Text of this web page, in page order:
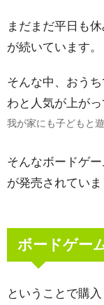
まだまだ平日も
が続いています。
そんな中、おう
わと人気が上がっ
我が家にも子どもと
そんなボードゲ
が発売されてい
ボードゲー
ということで購